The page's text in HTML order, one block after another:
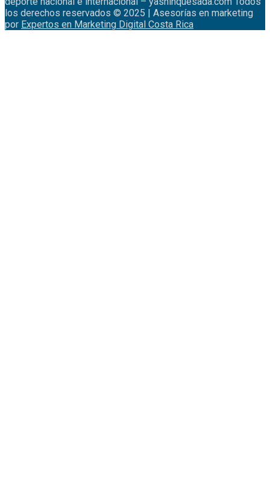
los derechos reservados © 2025 | Asesorías en marketing
por Expertos en Marketing Digital Costa Rica